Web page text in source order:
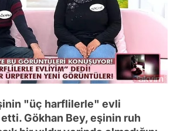
"üç harflilerle" evli
Gökhan Bey, eşinin ruh